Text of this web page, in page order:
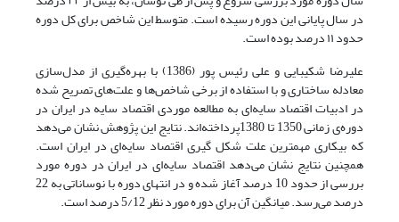
در سال پایانی این دوره رسیده است. متوسط این شاخص برای کل دوره
حدود ١١ درصد بوده است.
علیرضا شکیبایی و علی رئیس پور (1386) با بهره‌گیری از مدل‌سازی
معادله ساختاری و با استفاده از برخی شاخص‌ها و علت‌های تصریح شده
در ادبیات اقتصاد سایه‌ای به مطالعه موردی اقتصاد سایه در ایران در
دوره‌ی زمانی 1350 تا 1380پرداخته‌اند. نتایج این پژوهش نشان می‌دهد
که بیکاری مهمترین علت شکل گیری اقتصاد سایه‌ای در ایران است.
همچنین نتایج نشان می‌دهد اقتصاد سایه‌ای در ایران در دوره مورد
بررسی از حدود 10 درصد آغاز شده و در انتهای دوره با نوساناتی به 22
درصد می‌رسد. میانگین آن برای دوره مورد نظر 5/12 درصد است.